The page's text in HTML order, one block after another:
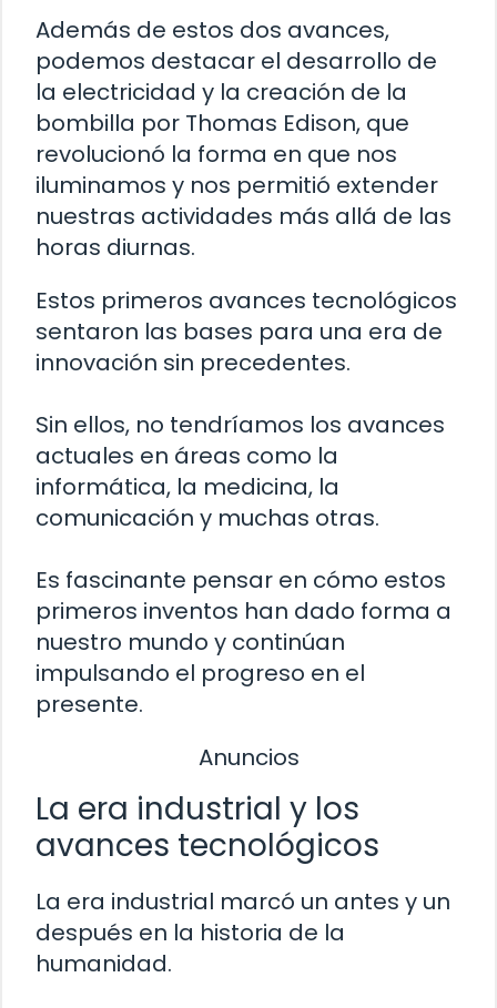
Además de estos dos avances,
podemos destacar el desarrollo de
la electricidad y la creación de la
bombilla por Thomas Edison, que
revolucionó la forma en que nos
iluminamos y nos permitió extender
nuestras actividades más allá de las
horas diurnas.
Estos primeros avances tecnológicos
sentaron las bases para una era de
innovación sin precedentes.
Sin ellos, no tendríamos los avances
actuales en áreas como la
informática, la medicina, la
comunicación y muchas otras.
Es fascinante pensar en cómo estos
primeros inventos han dado forma a
nuestro mundo y continúan
impulsando el progreso en el
presente.
Anuncios
La era industrial y los
avances tecnológicos
La era industrial marcó un antes y un
después en la historia de la
humanidad.